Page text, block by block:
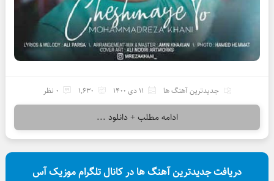
جدیدترین آهنگ ها 11 دی 1400 1,630 0 نظر
ادامه مطلب + دانلود ...
دریافت جدیدترین آهنگ ها در کانال تلگرام موزیک آس